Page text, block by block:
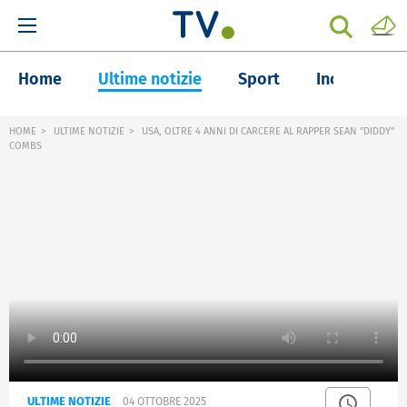
Home Ultime notizie Sport Inchieste
HOME ULTIME NOTIZIE
USA, OLTRE 4 ANNI DI CARCERE AL RAPPER SEAN "DIDDY"
COMBS
ULTIME NOTIZIE 04 OTTOBRE 2025